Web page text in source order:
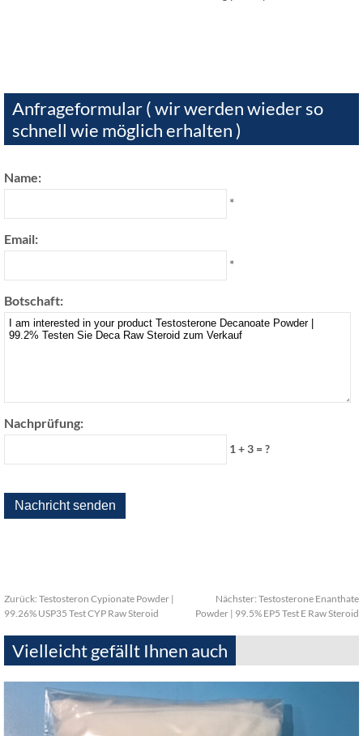
Anfrageformular ( wir werden wieder so
schnell wie möglich erhalten )
Name:
*
Email:
*
Botschaft:
Nachprüfung:
1 + 3 = ?
Zurück: Testosteron Cypionate Powder |
99.26% USP35 Test CYP Raw Steroid
Nächster: Testosterone Enanthate
Powder | 99.5% EP5 Test E Raw Steroid
Vielleicht gefällt Ihnen auch